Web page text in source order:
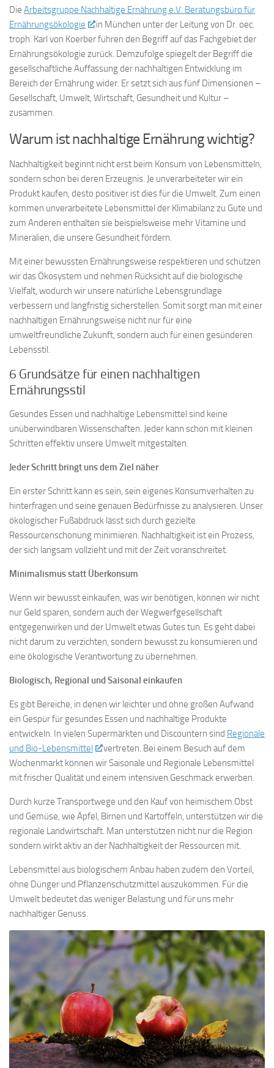
Die Arbeitsgruppe Nachhaltige Ernährung e.V. Beratungsbüro für
Ernährungsökologie
in München unter der Leitung von Dr. oec.
troph. Karl von Koerber führen den Begriff auf das Fachgebiet der
Ernährungsökologie zurück. Demzufolge spiegelt der Begriff die
gesellschaftliche Auffassung der nachhaltigen Entwicklung im
Bereich der Ernährung wider. Er setzt sich aus fünf Dimensionen –
Gesellschaft, Umwelt, Wirtschaft, Gesundheit und Kultur –
zusammen.
Warum ist nachhaltige Ernährung wichtig?
Nachhaltigkeit beginnt nicht erst beim Konsum von Lebensmitteln,
sondern schon bei deren Erzeugnis. Je unverarbeiteter wir ein
Produkt kaufen, desto positiver ist dies für die Umwelt. Zum einen
kommen unverarbeitete Lebensmittel der Klimabilanz zu Gute und
zum Anderen enthalten sie beispielsweise mehr Vitamine und
Mineralien, die unsere Gesundheit fördern.
Mit einer bewussten Ernährungsweise respektieren und schützen
wir das Ökosystem und nehmen Rücksicht auf die biologische
Vielfalt, wodurch wir unsere natürliche Lebensgrundlage
verbessern und langfristig sicherstellen. Somit sorgt man mit einer
nachhaltigen Ernährungsweise nicht nur für eine
umweltfreundliche Zukunft, sondern auch für einen gesünderen
Lebensstil.
6 Grundsätze für einen nachhaltigen
Ernährungsstil
Gesundes Essen und nachhaltige Lebensmittel sind keine
unüberwindbaren Wissenschaften. Jeder kann schon mit kleinen
Schritten effektiv unsere Umwelt mitgestalten.
Jeder Schritt bringt uns dem Ziel näher
Ein erster Schritt kann es sein, sein eigenes Konsumverhalten zu
hinterfragen und seine genauen Bedürfnisse zu analysieren. Unser
ökologischer Fußabdruck lässt sich durch gezielte
Ressourcenschonung minimieren. Nachhaltigkeit ist ein Prozess,
der sich langsam vollzieht und mit der Zeit voranschreitet.
Minimalismus statt Überkonsum
Wenn wir bewusst einkaufen, was wir benötigen, können wir nicht
nur Geld sparen, sondern auch der Wegwerfgesellschaft
entgegenwirken und der Umwelt etwas Gutes tun. Es geht dabei
nicht darum zu verzichten, sondern bewusst zu konsumieren und
eine ökologische Verantwortung zu übernehmen.
Biologisch, Regional und Saisonal einkaufen
Es gibt Bereiche, in denen wir leichter und ohne großen Aufwand
ein Gespür für gesundes Essen und nachhaltige Produkte
entwickeln. In vielen Supermärkten und Discountern sind Regionale
und Bio-Lebensmittel
vertreten. Bei einem Besuch auf dem
Wochenmarkt können wir Saisonale und Regionale Lebensmittel
mit frischer Qualität und einem intensiven Geschmack erwerben.
Durch kurze Transportwege und den Kauf von heimischem Obst
und Gemüse, wie Äpfel, Birnen und Kartoffeln, unterstützen wir die
regionale Landwirtschaft. Man unterstützen nicht nur die Region
sondern wirkt aktiv an der Nachhaltigkeit der Ressourcen mit.
Lebensmittel aus biologischem Anbau haben zudem den Vorteil,
ohne Dünger und Pflanzenschutzmittel auszukommen. Für die
Umwelt bedeutet das weniger Belastung und für uns mehr
nachhaltiger Genuss.